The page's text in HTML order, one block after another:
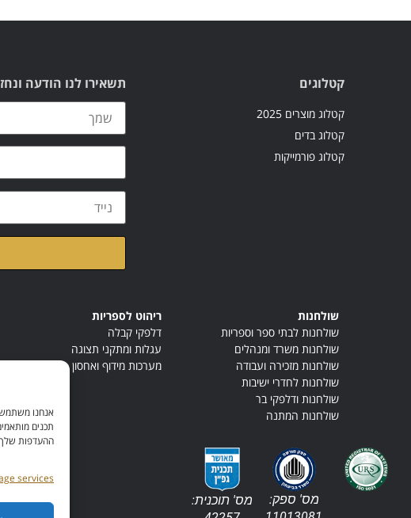
אנחנו
תכנים
ההעדפות שלך.
services
קטלוגים
קטלוג מוצרים 2025
קטלוג בדים
קטלוג פורמייקות
תשאירו לנו הודעה
שולחנות
שולחנות לבתי ספר וספריות
שולחנות משרד ומנהלים
שולחנות מזכירה ועבודה
שולחנות לחדרי ישיבות
שולחנות ודלפקי בר
שולחנות המתנה
ריהוט לספריות
דלפקי קבלה
עגלות ומתקני תצוגה
מערכות מידוף ואחסון
מס' ספק:
מס' תוכנית: